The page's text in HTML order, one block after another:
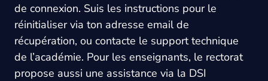
de connexion. Suis les instructions pour le
réinitialiser via ton adresse email de
récupération, ou contacte le support technique
de l’académie. Pour les enseignants, le rectorat
propose aussi une assistance via la DSI